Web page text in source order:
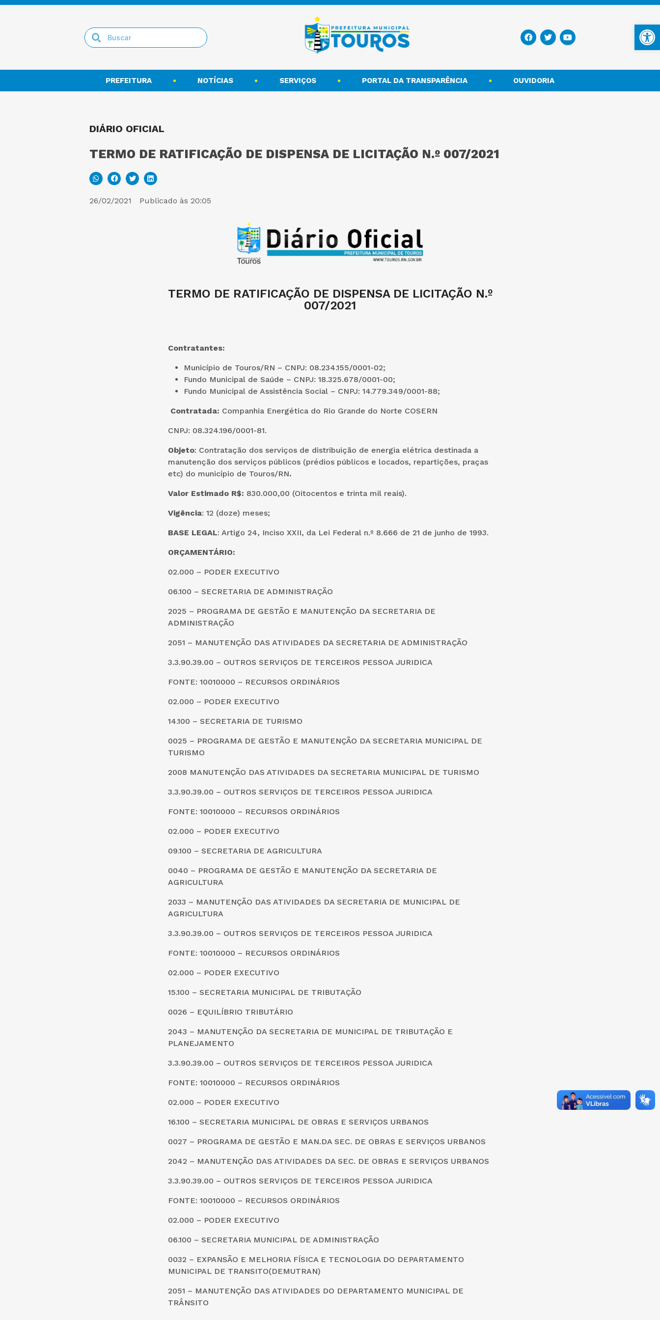
PREFEITURA NOTÍCIAS SERVIÇOS PORTAL DA TRANSPARÊNCIA OUVIDORIA
DIÁRIO OFICIAL
TERMO DE RATIFICAÇÃO DE DISPENSA DE LICITAÇÃO N.º 007/2021
26/02/2021 Publicado às 20:05
TERMO DE RATIFICAÇÃO DE DISPENSA DE LICITAÇÃO N.º
007/2021
Contratantes:
Município de Touros/RN – CNPJ: 08.234.155/0001-02;
Fundo Municipal de Saúde – CNPJ: 18.325.678/0001-00;
Fundo Municipal de Assistência Social – CNPJ: 14.779.349/0001-88;
Contratada: Companhia Energética do Rio Grande do Norte COSERN
CNPJ: 08.324.196/0001-81.
Objeto: Contratação dos serviços de distribuição de energia elétrica destinada a
manutenção dos serviços públicos (prédios públicos e locados, repartições, praças
etc) do município de Touros/RN.
Valor Estimado R$: 830.000,00 (Oitocentos e trinta mil reais).
Vigência: 12 (doze) meses;
BASE LEGAL: Artigo 24, Inciso XXII, da Lei Federal n.º 8.666 de 21 de junho de 1993.
ORÇAMENTÁRIO:
02.000 – PODER EXECUTIVO
06.100 – SECRETARIA DE ADMINISTRAÇÃO
2025 – PROGRAMA DE GESTÃO E MANUTENÇÃO DA SECRETARIA DE
ADMINISTRAÇÃO
2051 – MANUTENÇÃO DAS ATIVIDADES DA SECRETARIA DE ADMINISTRAÇÃO
3.3.90.39.00 – OUTROS SERVIÇOS DE TERCEIROS PESSOA JURIDICA
FONTE: 10010000 – RECURSOS ORDINÁRIOS
02.000 – PODER EXECUTIVO
14.100 – SECRETARIA DE TURISMO
0025 – PROGRAMA DE GESTÃO E MANUTENÇÃO DA SECRETARIA MUNICIPAL DE
TURISMO
2008 MANUTENÇÃO DAS ATIVIDADES DA SECRETARIA MUNICIPAL DE TURISMO
3.3.90.39.00 – OUTROS SERVIÇOS DE TERCEIROS PESSOA JURIDICA
FONTE: 10010000 – RECURSOS ORDINÁRIOS
02.000 – PODER EXECUTIVO
09.100 – SECRETARIA DE AGRICULTURA
0040 – PROGRAMA DE GESTÃO E MANUTENÇÃO DA SECRETARIA DE
AGRICULTURA
2033 – MANUTENÇÃO DAS ATIVIDADES DA SECRETARIA DE MUNICIPAL DE
AGRICULTURA
3.3.90.39.00 – OUTROS SERVIÇOS DE TERCEIROS PESSOA JURIDICA
FONTE: 10010000 – RECURSOS ORDINÁRIOS
02.000 – PODER EXECUTIVO
15.100 – SECRETARIA MUNICIPAL DE TRIBUTAÇÃO
0026 – EQUILÍBRIO TRIBUTÁRIO
2043 – MANUTENÇÃO DA SECRETARIA DE MUNICIPAL DE TRIBUTAÇÃO E
PLANEJAMENTO
3.3.90.39.00 – OUTROS SERVIÇOS DE TERCEIROS PESSOA JURIDICA
FONTE: 10010000 – RECURSOS ORDINÁRIOS
02.000 – PODER EXECUTIVO
16.100 – SECRETARIA MUNICIPAL DE OBRAS E SERVIÇOS URBANOS
0027 – PROGRAMA DE GESTÃO E MAN.DA SEC. DE OBRAS E SERVIÇOS URBANOS
2042 – MANUTENÇÃO DAS ATIVIDADES DA SEC. DE OBRAS E SERVIÇOS URBANOS
3.3.90.39.00 – OUTROS SERVIÇOS DE TERCEIROS PESSOA JURIDICA
FONTE: 10010000 – RECURSOS ORDINÁRIOS
02.000 – PODER EXECUTIVO
06.100 – SECRETARIA MUNICIPAL DE ADMINISTRAÇÃO
0032 – EXPANSÃO E MELHORIA FÍSICA E TECNOLOGIA DO DEPARTAMENTO
MUNICIPAL DE TRANSITO(DEMUTRAN)
2051 – MANUTENÇÃO DAS ATIVIDADES DO DEPARTAMENTO MUNICIPAL DE
TRÂNSITO